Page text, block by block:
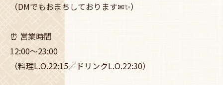
（DMでもおまちしております✉✨）
⏰ 営業時間
12:00〜23:00
（料理L.O.22:15／ドリンクL.O.22:30）